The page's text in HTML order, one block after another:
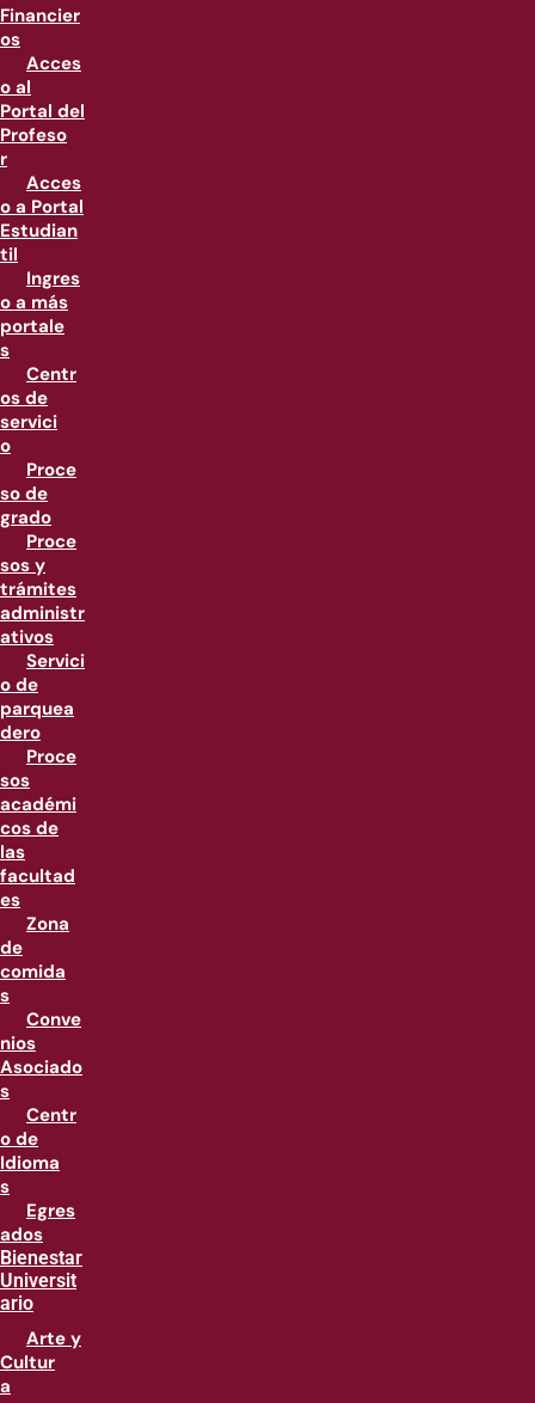
Financier
os
Acces
o al
Portal del
Profeso
r
Acces
o a Portal
Estudian
til
Ingres
o a más
portale
s
Centr
os de
servici
o
Proce
so de
grado
Proce
sos y
trámites
administr
ativos
Servici
o de
parquea
dero
Proce
sos
académi
cos de
las
facultad
es
Zona
de
comida
s
Conve
nios
Asociado
s
Centr
o de
Idioma
s
Egres
ados
Bienestar
Universit
ario
Arte y
Cultur
a